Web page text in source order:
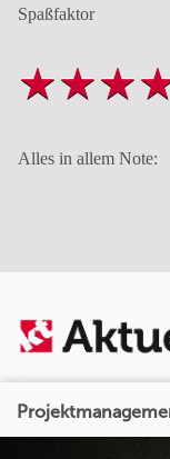
Spaßfaktor
Alles in allem Note: